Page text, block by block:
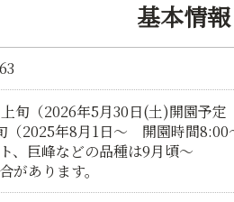
基本情報
旬（2026年5月30日(土)開園予
（2025年8月1日～ 開園時間8:00
峰などの品種は9月頃～
あります。